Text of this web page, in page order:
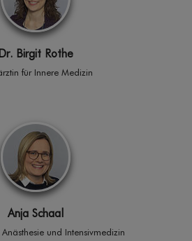
Dr. Birgit Rothe
für Innere Medizin
Anja Schaal
Anästhesie und Intensivmedizin